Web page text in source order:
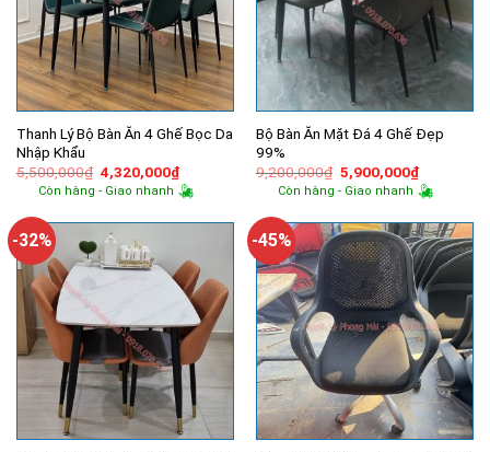
Thanh Lý Bộ Bàn Ăn 4 Ghế Bọc Da
Nhập Khẩu
5,500,000₫ Giá
gốc
là:
4,320,000₫Giá
hiện
tại
4,320,000₫.
Còn hàng - Giao nhanh
Bộ Bàn Ăn Mặt Đá 4 Ghế Đẹp
99%
9,200,000₫ Giá
gốc
là:
5,900,000₫Giá
hiện
tại
Còn hàng - Giao nhanh
-32% -45%